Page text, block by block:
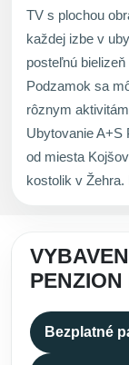
TV s plochou
každej izbe v
posteľnú
Podzamok sa
rôznym
Ubytovanie A+S
od miesta
kostolik v Žehra.
Bezplatné